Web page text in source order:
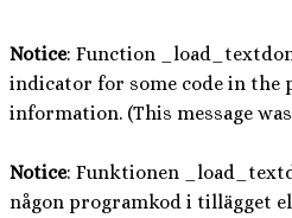
Notice: Function
indicator for some code in the
information. (This message
Notice: Funktionen
någon programkod i tillägget